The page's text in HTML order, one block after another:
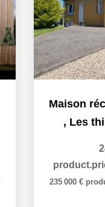
, Les
235 000 €